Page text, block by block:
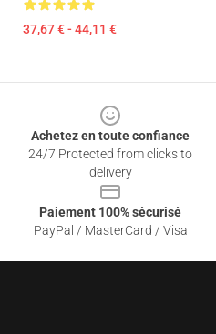
37,67 € - 44,11 €
Achetez en toute confiance
24/7 Protected from clicks to
delivery
Paiement 100% sécurisé
PayPal / MasterCard / Visa